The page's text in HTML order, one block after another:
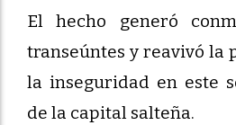
El hecho generó
transeúntes y reavivó la
la inseguridad en este
de la capital salteña.